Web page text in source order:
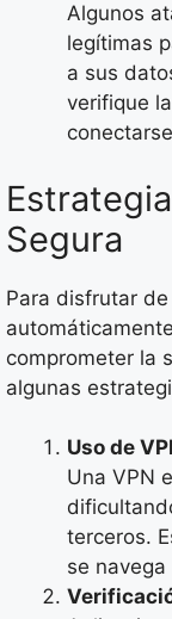
Algunos
legítimas
a sus
verifique
Segura
Para disfrutar
comprometer la
algunas
Uso de
Una VPN
terceros.
se